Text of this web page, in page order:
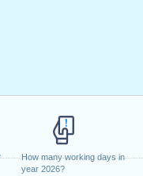
How many working days in
year 2026?